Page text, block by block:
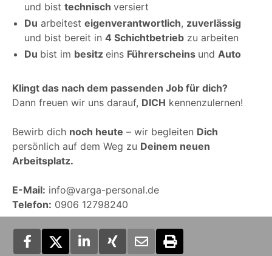
und bist technisch versiert
Du arbeitest eigenverantwortlich, zuverlässig
und bist bereit in 4 Schichtbetrieb zu arbeiten
Du bist im besitz eins Führerscheins und Auto
Klingt das nach dem passenden Job für dich?
Dann freuen wir uns darauf, DICH kennenzulernen!
Bewirb dich noch heute – wir begleiten Dich
persönlich auf dem Weg zu Deinem neuen
Arbeitsplatz.
E-Mail: info@varga-personal.de
Telefon: 0906 12798240